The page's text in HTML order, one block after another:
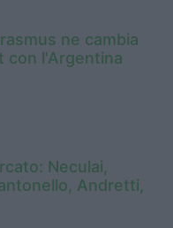
ne cambia
con l'Argentina
Neculai,
Andretti,